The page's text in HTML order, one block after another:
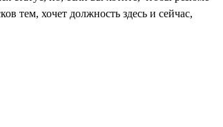
тем, хочет должность здесь и сейчас,